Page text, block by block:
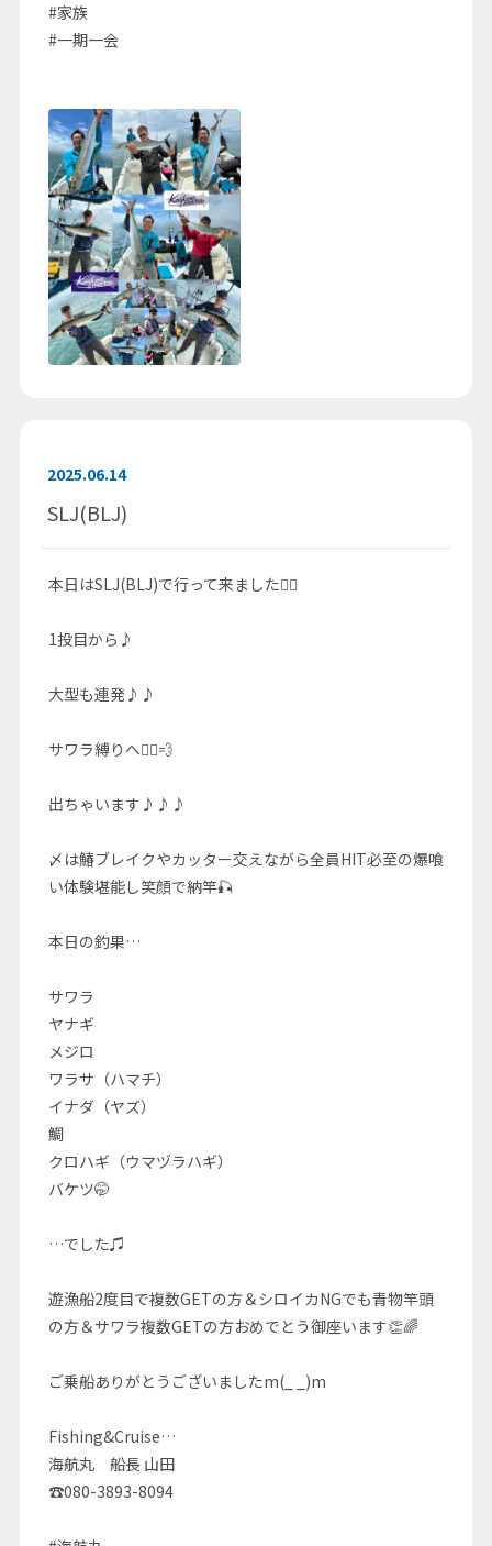
#家族
#一期一会
2025.06.14
SLJ(BLJ)
本日はSLJ(BLJ)で行って来ました🚣‍♀️
1投目から♪
大型も連発♪♪
サワラ縛りへ🚣‍♀️💨
出ちゃいます♪♪♪
〆は鰆ブレイクやカッター交えながら全員HIT必至の爆喰
い体験堪能し笑顔で納竿🎣
本日の釣果…
サワラ
ヤナギ
メジロ
ワラサ（ハマチ）
イナダ（ヤズ）
鯛
クロハギ（ウマヅラハギ）
バケツ🤭
…でした♫
遊漁船2度目で複数GETの方＆シロイカNGでも青物竿頭
の方＆サワラ複数GETの方おめでとう御座います👏🌈
ご乗船ありがとうございましたm(_ _)m
Fishing&Cruise…
海航丸 船長 山田
☎080-3893-8094